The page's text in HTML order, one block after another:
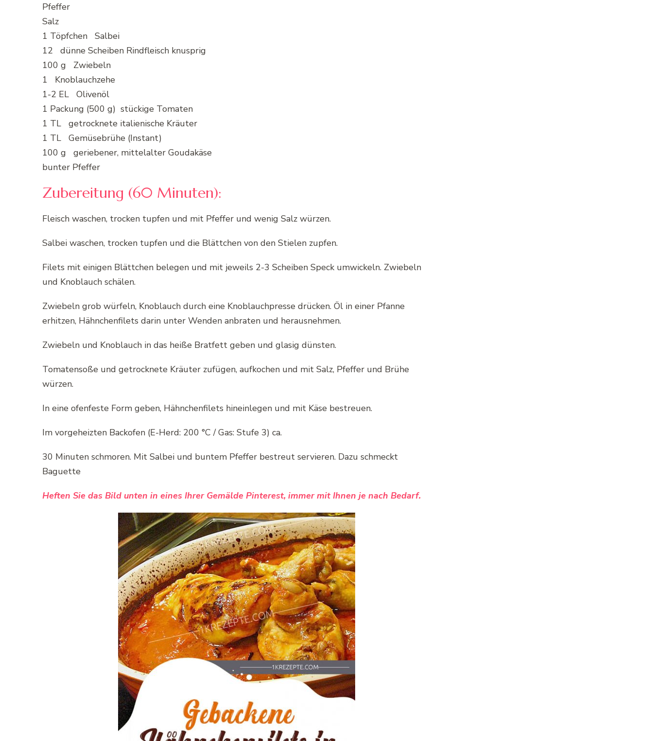
Pfeffer
Salz
1 Töpfchen Salbei
12 dünne Scheiben Rindfleisch knusprig
100 g Zwiebeln
1 Knoblauchzehe
1-2 EL Olivenöl
1 Packung (500 g) stückige Tomaten
1 TL getrocknete italienische Kräuter
1 TL Gemüsebrühe (Instant)
100 g geriebener, mittelalter Goudakäse
bunter Pfeffer
Zubereitung (60 Minuten):
Fleisch waschen, trocken tupfen und mit Pfeffer und wenig Salz würzen.
Salbei waschen, trocken tupfen und die Blättchen von den Stielen zupfen.
Filets mit einigen Blättchen belegen und mit jeweils 2-3 Scheiben Speck umwickeln. Zwiebeln
und Knoblauch schälen.
Zwiebeln grob würfeln, Knoblauch durch eine Knoblauchpresse drücken. Öl in einer Pfanne
erhitzen, Hähnchenfilets darin unter Wenden anbraten und herausnehmen.
Zwiebeln und Knoblauch in das heiße Bratfett geben und glasig dünsten.
Tomatensoße und getrocknete Kräuter zufügen, aufkochen und mit Salz, Pfeffer und Brühe
würzen.
In eine ofenfeste Form geben, Hähnchenfilets hineinlegen und mit Käse bestreuen.
Im vorgeheizten Backofen (E-Herd: 200 °C / Gas: Stufe 3) ca.
30 Minuten schmoren. Mit Salbei und buntem Pfeffer bestreut servieren. Dazu schmeckt
Baguette
Heften Sie das Bild unten in eines Ihrer Gemälde Pinterest, immer mit Ihnen je nach Bedarf.